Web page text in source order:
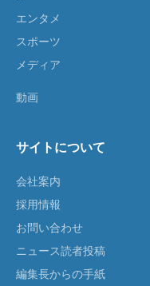
エンタメ
スポーツ
メディア
動画
サイトについて
会社案内
採用情報
お問い合わせ
ニュース読者投稿
編集長からの手紙